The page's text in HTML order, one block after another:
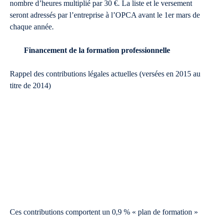
nombre d’heures multiplié par 30 €. La liste et le versement
seront adressés par l’entreprise à l’OPCA avant le 1er mars de
chaque année.
Financement de la formation professionnelle
Rappel des contributions légales actuelles (versées en 2015 au
titre de 2014)
Ces contributions comportent un 0,9 % « plan de formation »